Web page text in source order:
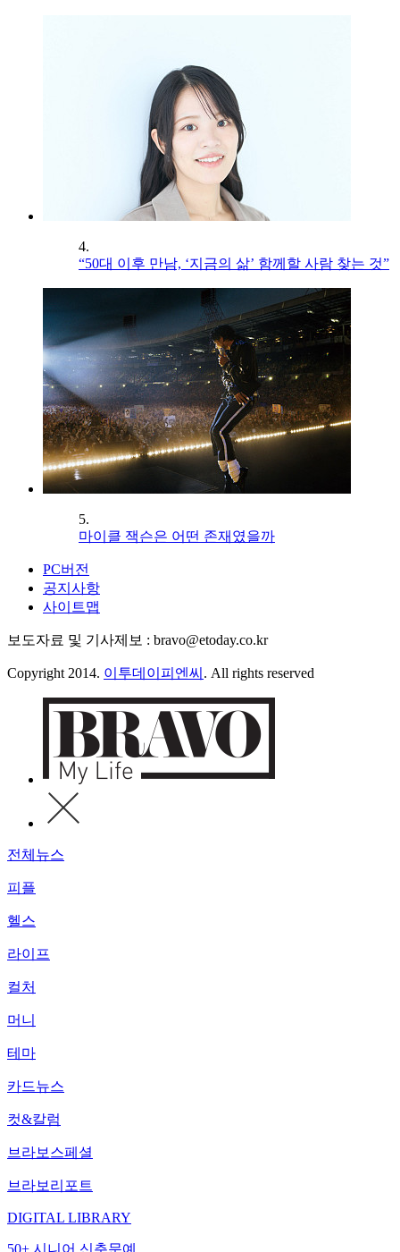
4.
“50대 이후 만남, ‘지금의 삶’ 함께할 사람 찾는 것”
5.
마이클 잭슨은 어떤 존재였을까
PC버전
공지사항
사이트맵
보도자료 및 기사제보 : bravo@etoday.co.kr
Copyright 2014. 이투데이피엔씨 . All rights reserved
전체뉴스
피플
헬스
라이프
컬처
머니
테마
카드뉴스
컷&칼럼
브라보스페셜
브라보리포트
DIGITAL LIBRARY